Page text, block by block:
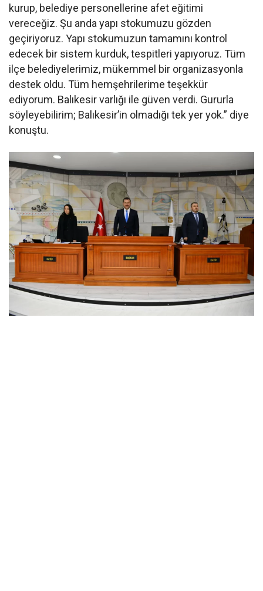
kurup, belediye personellerine afet eğitimi
vereceğiz. Şu anda yapı stokumuzu gözden
geçiriyoruz. Yapı stokumuzun tamamını kontrol
edecek bir sistem kurduk, tespitleri yapıyoruz. Tüm
ilçe belediyelerimiz, mükemmel bir organizasyonla
destek oldu. Tüm hemşehrilerime teşekkür
ediyorum. Balıkesir varlığı ile güven verdi. Gururla
söyleyebilirim; Balıkesir’in olmadığı tek yer yok.” diye
konuştu.